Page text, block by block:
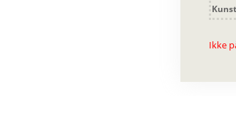
Ikke